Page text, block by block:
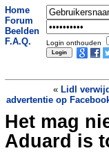
Home
Forum
Beelden
F.A.Q.
Login onthouden
« Lidl
advertentie op
Het mag
Aduard is